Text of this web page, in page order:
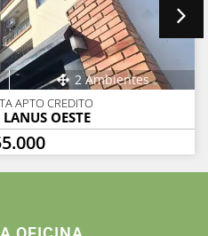
2 Ambientes
APTO CREDITO
OESTE